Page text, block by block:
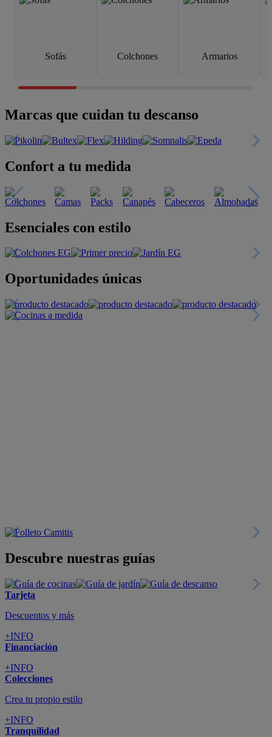
Sofás Colchones Armarios
Marcas que cuidan tu descanso
Confort a tu medida
Esenciales con estilo
Oportunidades únicas
Descubre nuestras guías
Tarjeta
Descuentos y más
+INFO
Financiación
+INFO
Colecciones
Crea tu propio estilo
+INFO
Tranquilidad